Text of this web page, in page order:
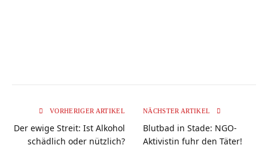
VORHERIGER ARTIKEL
Der ewige Streit: Ist Alkohol
schädlich oder nützlich?
NÄCHSTER ARTIKEL
Blutbad in Stade: NGO-
Aktivistin fuhr den Täter!